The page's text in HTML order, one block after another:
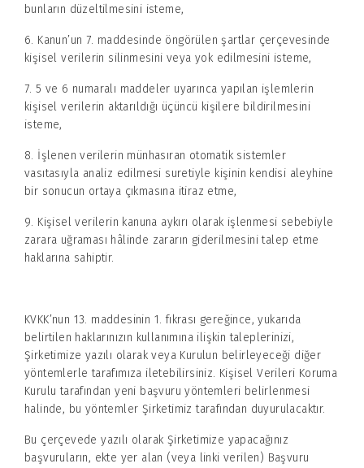
bunların düzeltilmesini isteme,
6. Kanun’un 7. maddesinde öngörülen şartlar çerçevesinde
kişisel verilerin silinmesini veya yok edilmesini isteme,
7. 5 ve 6 numaralı maddeler uyarınca yapılan işlemlerin
kişisel verilerin aktarıldığı üçüncü kişilere bildirilmesini
isteme,
8. İşlenen verilerin münhasıran otomatik sistemler
vasıtasıyla analiz edilmesi suretiyle kişinin kendisi aleyhine
bir sonucun ortaya çıkmasına itiraz etme,
9. Kişisel verilerin kanuna aykırı olarak işlenmesi sebebiyle
zarara uğraması hâlinde zararın giderilmesini talep etme
haklarına sahiptir.
KVKK’nun 13. maddesinin 1. fıkrası gereğince, yukarıda
belirtilen haklarınızın kullanımına ilişkin taleplerinizi,
Şirketimize yazılı olarak veya Kurulun belirleyeceği diğer
yöntemlerle tarafımıza iletebilirsiniz. Kişisel Verileri Koruma
Kurulu tarafından yeni başvuru yöntemleri belirlenmesi
halinde, bu yöntemler Şirketimiz tarafından duyurulacaktır.
Bu çerçevede yazılı olarak Şirketimize yapacağınız
başvuruların, ekte yer alan (veya linki verilen) Başvuru